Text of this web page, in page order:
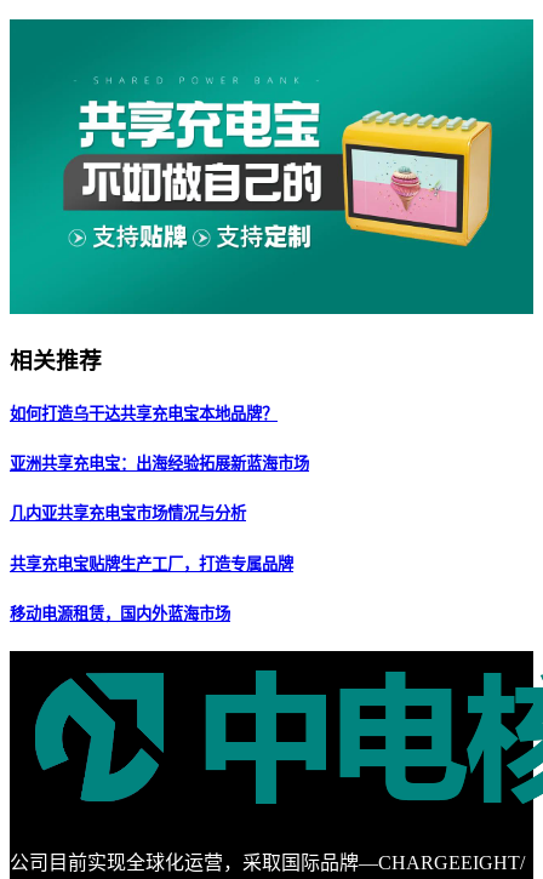
相关推荐
如何打造乌干达共享充电宝本地品牌？
亚洲共享充电宝：出海经验拓展新蓝海市场
几内亚共享充电宝市场情况与分析
共享充电宝贴牌生产工厂，打造专属品牌
移动电源租赁，国内外蓝海市场
公司目前实现全球化运营，采取国际品牌—CHARGEEIGHT/